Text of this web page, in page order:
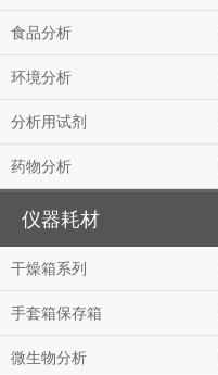
食品分析
环境分析
分析用试剂
药物分析
仪器耗材
干燥箱系列
手套箱保存箱
微生物分析